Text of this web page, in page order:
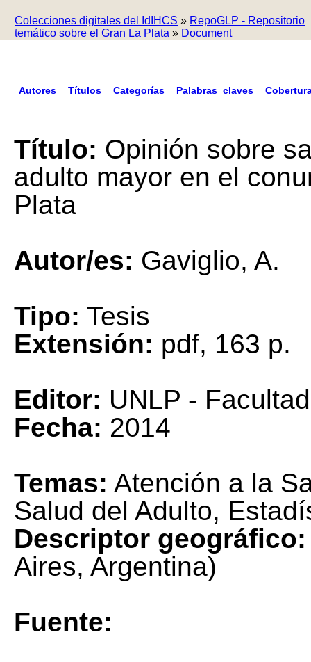
Colecciones digitales del IdIHCS » RepoGLP - Repositorio
temático sobre el Gran La Plata » Document
Autores Títulos Categorías Palabras_claves
Título: Opinión sobre
adulto mayor en el
Plata
Autor/es: Gaviglio, A.
Tipo: Tesis
Extensión: pdf, 163 p.
Editor: UNLP -
Fecha: 2014
Temas: Atención a la
Salud del Adulto,
Descriptor geográfico:
Aires, Argentina)
Fuente: